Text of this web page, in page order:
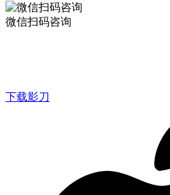
微信扫码咨询
下载影刀